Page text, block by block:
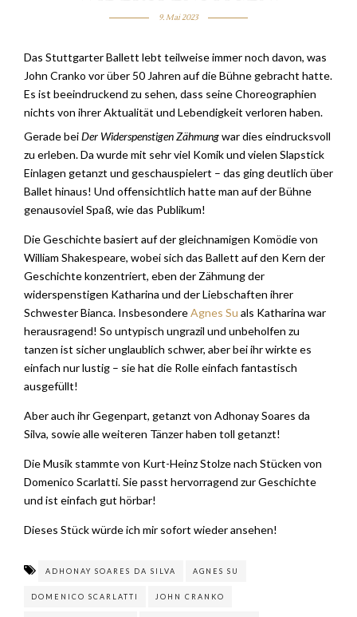
9. Mai 2023
Das Stuttgarter Ballett lebt teilweise immer noch davon, was
John Cranko vor über 50 Jahren auf die Bühne gebracht hatte.
Es ist beeindruckend zu sehen, dass seine Choreographien
nichts von ihrer Aktualität und Lebendigkeit verloren haben.
Gerade beiDer Widerspenstigen Zähmungwar dies eindrucksvoll
zu erleben. Da wurde mit sehr viel Komik und vielen Slapstick
Einlagen getanzt und geschauspielert – das ging deutlich über
Ballet hinaus! Und offensichtlich hatte man auf der Bühne
genausoviel Spaß, wie das Publikum!
Die Geschichte basiert auf der gleichnamigen Komödie von
William Shakespeare, wobei sich das Ballett auf den Kern der
Geschichte konzentriert, eben der Zähmung der
widerspenstigen Katharina und der Liebschaften ihrer
Schwester Bianca. InsbesondereAgnes Su als Katharina war
herausragend! So untypisch ungrazil und unbeholfen zu
tanzen ist sicher unglaublich schwer, aber bei ihr wirkte es
einfach nur lustig – sie hat die Rolle einfach fantastisch
ausgefüllt!
Aber auch ihr Gegenpart, getanzt von Adhonay Soares da
Silva, sowie alle weiteren Tänzer haben toll getanzt!
Die Musik stammte von Kurt-Heinz Stolze nach Stücken von
Domenico Scarlatti. Sie passt hervorragend zur Geschichte
und ist einfach gut hörbar!
Dieses Stück würde ich mir sofort wieder ansehen!
ADHONAY SOARES DA SILVA AGNES SU
DOMENICO SCARLATTI JOHN CRANKO